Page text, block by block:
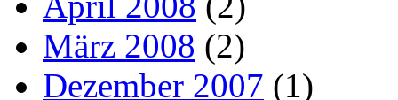
März 2008 (2)
Dezember 2007 (1)